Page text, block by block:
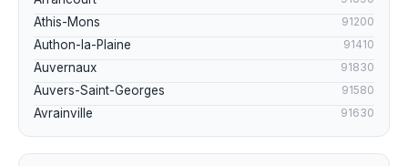
Athis-Mons 91200
Authon-la-Plaine 91410
Auvernaux 91830
Auvers-Saint-Georges 91580
Avrainville 91630